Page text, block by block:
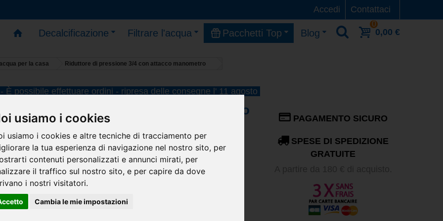
usiamo i cookies
usiamo i cookies e altre tecniche di tracciamento per
la tua esperienza di navigazione nel nostro sito, per
contenuti personalizzati e annunci mirati, per
il traffico sul nostro sito, e per capire da dove
i nostri visitatori.
Cambia le mie impostazioni
Contattaci
Accedi
Decalcificazione Filtrare l'acqua Pacchetti Top Blog
0
0,00 €
per la casa Riduttore di pressione 3/4 con attacco manometro
È possibile effettuare ordini - ripresa delle consegne l' 11 agosto
Riduttore di pressione 3/4 con attacco
manometro
Proteggete i vostri elettrodomestici,
scaldabagni, caldaie e pompe di
calore....
-
dimensioni compatte
PAGAMENTO SICURO
SPESE DI SPEDIZIONE
GRATUITE